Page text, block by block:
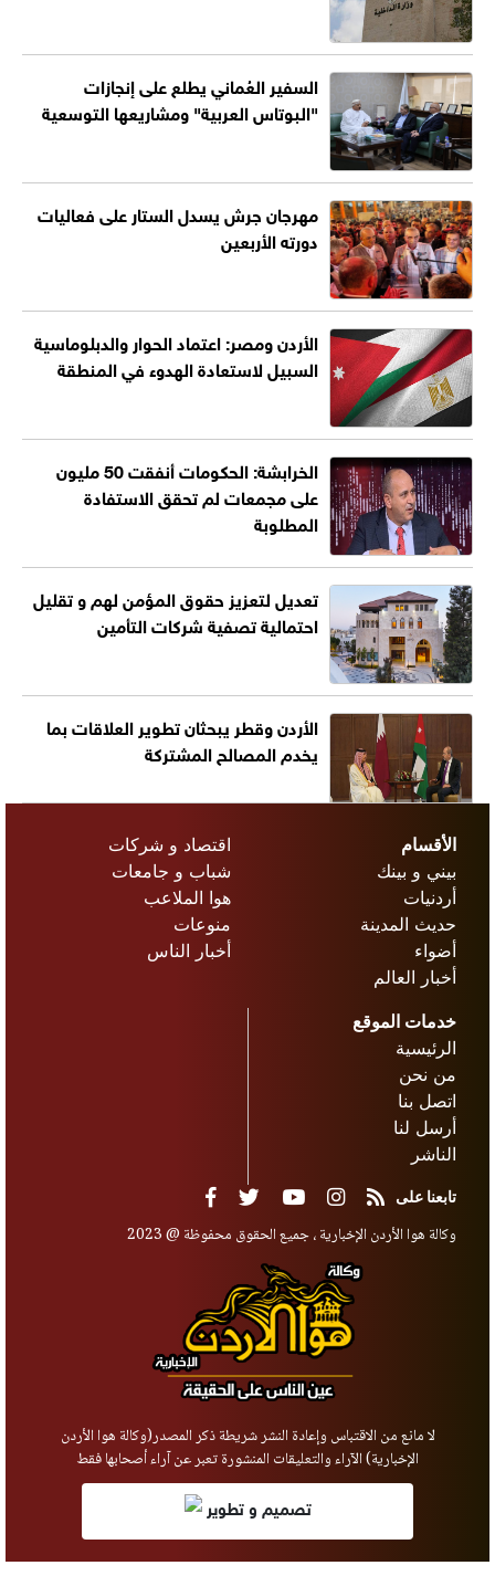
السفير العُماني يطلع على إنجازات
"البوتاس العربية" ومشاريعها التوسعية
مهرجان جرش يسدل الستار على فعاليات
دورته الأربعين
الأردن ومصر: اعتماد الحوار والدبلوماسية
السبيل لاستعادة الهدوء في المنطقة
الخرابشة: الحكومات أنفقت 50 مليون
على مجمعات لم تحقق الاستفادة
المطلوبة
تعديل لتعزيز حقوق المؤمن لهم و تقليل
احتمالية تصفية شركات التأمين
الأردن وقطر يبحثان تطوير العلاقات بما
يخدم المصالح المشتركة
الأقسام
بيني و بينك
أردنيات
حديث المدينة
أضواء
أخبار العالم
اقتصاد و شركات
شباب و جامعات
هوا الملاعب
منوعات
أخبار الناس
خدمات الموقع
الرئيسية
من نحن
اتصل بنا
أرسل لنا
الناشر
تابعنا على
وكالة هوا الأردن الإخبارية ، جميع الحقوق محفوظة @ 2023
لا مانع من الاقتباس وإعادة النشر شريطة ذكر المصدر(وكالة هوا الأردن
الإخبارية) الآراء والتعليقات المنشورة تعبر عن آراء أصحابها فقط
تصميم و تطوير